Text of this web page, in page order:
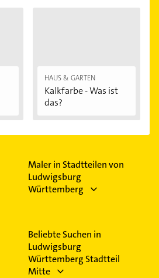
HAUS & GARTEN
Kalkfarbe - Was ist
das?
Maler in Stadtteilen von
Ludwigsburg
Württemberg
Beliebte Suchen in
Ludwigsburg
Württemberg Stadtteil
Mitte